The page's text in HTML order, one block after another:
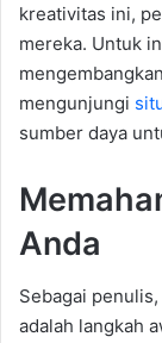
kreativitas ini,
mereka. Untuk
mengunjungi
sumber daya
Anda
Sebagai
adalah langkah